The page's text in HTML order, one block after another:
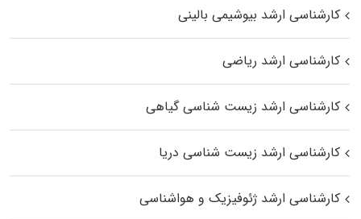
کارشناسی ارشد بیوشیمی بالینی
کارشناسی ارشد ریاضی
کارشناسی ارشد زیست‌ شناسی گیاهی
کارشناسی ارشد زیست‌ شناسی دریا
کارشناسی ارشد ژئوفیزیک و هواشناسی